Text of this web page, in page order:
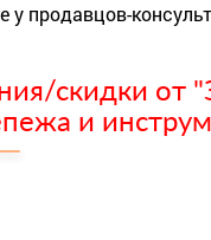
у продавцов-
скидки от
и